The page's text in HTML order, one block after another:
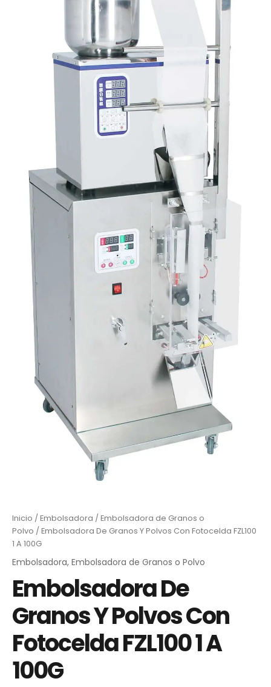
Inicio /Embolsadora /Embolsadora de Granos o
Polvo / Embolsadora De Granos Y Polvos Con Fotocelda FZL100
1 A 100G
Embolsadora, Embolsadora de Granos o Polvo
Embolsadora De
Granos Y Polvos Con
Fotocelda FZL100 1 A
100G